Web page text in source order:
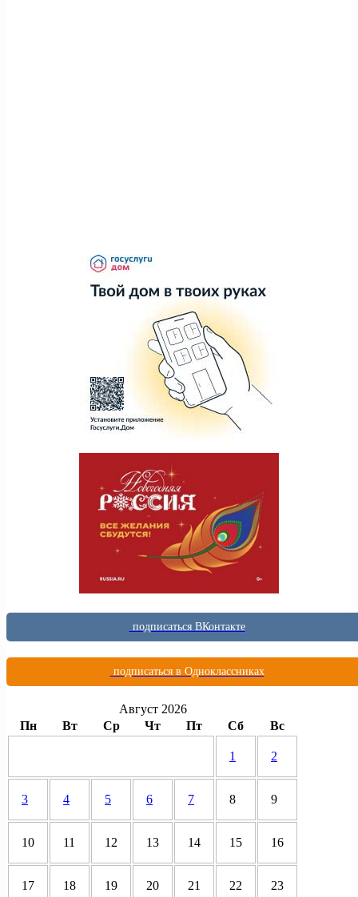
подписаться ВКонтакте
подписаться в Одноклассниках
Август 2026
Пн
Вт Ср Чт Пт Сб Вс
1 2
3 4 5 6 7 8 9
10 11 12 13 14 15 16
17 18 19 20 21 22 23